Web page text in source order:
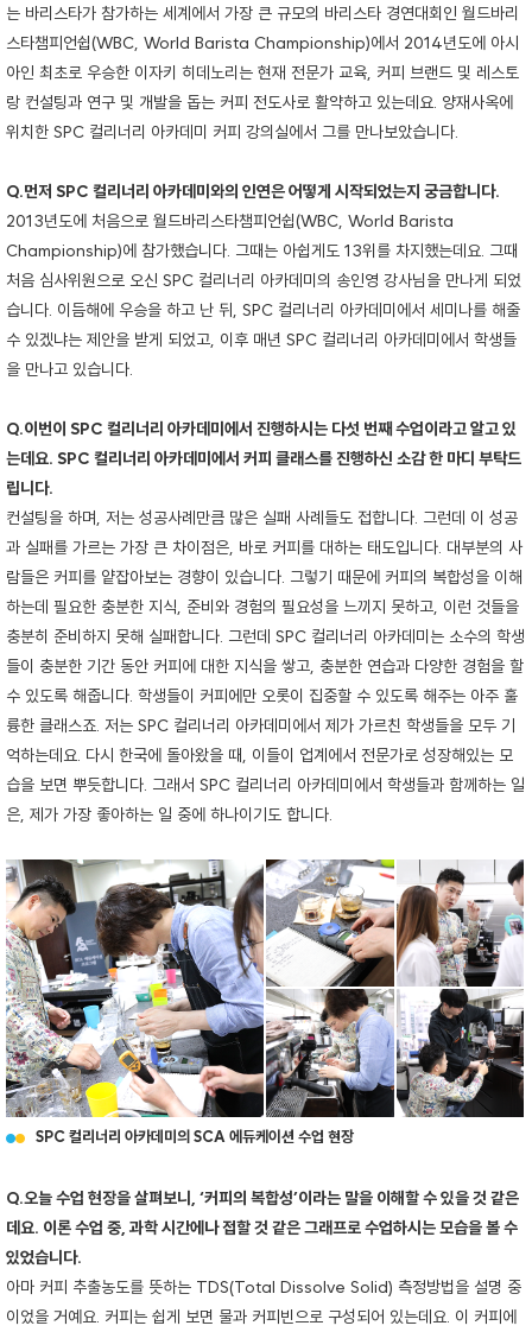
는 바리스타가 참가하는 세계에서 가장 큰 규모의 바리스타 경연대회인 월드바리
스타챔피언쉽(WBC, World Barista Championship)에서 2014년도에 아시
아인 최초로 우승한 이자키 히데노리는 현재 전문가 교육, 커피 브랜드 및 레스토
랑 컨설팅과 연구 및 개발을 돕는 커피 전도사로 활약하고 있는데요. 양재사옥에
위치한 SPC 컬리너리 아카데미 커피 강의실에서 그를 만나보았습니다.
Q.먼저 SPC 컬리너리 아카데미와의 인연은 어떻게 시작되었는지 궁금합니다.
2013년도에 처음으로 월드바리스타챔피언쉽(WBC, World Barista
Championship)에 참가했습니다. 그때는 아쉽게도 13위를 차지했는데요. 그때
처음 심사위원으로 오신 SPC 컬리너리 아카데미의 송인영 강사님을 만나게 되었
습니다. 이듬해에 우승을 하고 난 뒤, SPC 컬리너리 아카데미에서 세미나를 해줄
수 있겠냐는 제안을 받게 되었고, 이후 매년 SPC 컬리너리 아카데미에서 학생들
을 만나고 있습니다.
Q.이번이 SPC 컬리너리 아카데미에서 진행하시는 다섯 번째 수업이라고 알고 있
는데요. SPC 컬리너리 아카데미에서 커피 클래스를 진행하신 소감 한 마디 부탁드
립니다.
컨설팅을 하며, 저는 성공사례만큼 많은 실패 사례들도 접합니다. 그런데 이 성공
과 실패를 가르는 가장 큰 차이점은, 바로 커피를 대하는 태도입니다. 대부분의 사
람들은 커피를 얕잡아보는 경향이 있습니다. 그렇기 때문에 커피의 복합성을 이해
하는데 필요한 충분한 지식, 준비와 경험의 필요성을 느끼지 못하고, 이런 것들을
충분히 준비하지 못해 실패합니다. 그런데 SPC 컬리너리 아카데미는 소수의 학생
들이 충분한 기간 동안 커피에 대한 지식을 쌓고, 충분한 연습과 다양한 경험을 할
수 있도록 해줍니다. 학생들이 커피에만 오롯이 집중할 수 있도록 해주는 아주 훌
륭한 클래스죠. 저는 SPC 컬리너리 아카데미에서 제가 가르친 학생들을 모두 기
억하는데요. 다시 한국에 돌아왔을 때, 이들이 업계에서 전문가로 성장해있는 모
습을 보면 뿌듯합니다. 그래서 SPC 컬리너리 아카데미에서 학생들과 함께하는 일
은, 제가 가장 좋아하는 일 중에 하나이기도 합니다.
SPC 컬리너리 아카데미의 SCA 에듀케이션 수업 현장
Q.오늘 수업 현장을 살펴보니, ‘커피의 복합성’이라는 말을 이해할 수 있을 것 같은
데요. 이론 수업 중, 과학 시간에나 접할 것 같은 그래프로 수업하시는 모습을 볼 수
있었습니다.
아마 커피 추출농도를 뜻하는 TDS(Total Dissolve Solid) 측정방법을 설명 중
이었을 거예요. 커피는 쉽게 보면 물과 커피빈으로 구성되어 있는데요. 이 커피에